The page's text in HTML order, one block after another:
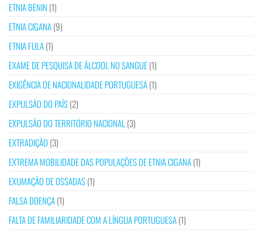
ETNIA BENIN (1)
ETNIA CIGANA(9)
ETNIA FULA(1)
EXAME DE PESQUISA DE ÁLCOOL NO SANGUE(1)
EXIGÊNCIA DE NACIONALIDADE PORTUGUESA(1)
EXPULSÃO DO PAÍS(2)
EXPULSÃO DO TERRITÓRIO NACIONAL (3)
EXTRADIÇÃO (3)
EXTREMA MOBILIDADE DAS POPULAÇÕES DE ETNIA CIGANA(1)
EXUMAÇÃO DE OSSADAS(1)
FALSA DOENÇA(1)
FALTA DE FAMILIARIDADE COM A LÍNGUA PORTUGUESA(1)